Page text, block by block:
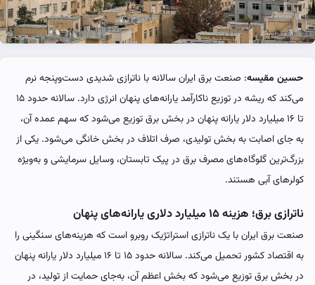
حسین مقیسه: صنعت برق ایران سالانه با ناترازی شدیدی دست‌وپنجه نرم
می‌کند که ریشه در توزیع ناکارآمد یارانه‌های پنهان انرژی دارد. سالانه حدود ۱۵
تا ۱۶ میلیارد دلار یارانه پنهان در بخش برق توزیع می‌شود که سهم عمده آن،
به جای اصابت به بخش تولیدی، صرف اتلاف در بخش خانگی می‌شود. یکی از
بزرگ‌ترین گلوگاه‌های مصرف برق در پیک تابستان، وسایل سرمایشی و به‌ویژه
کولرهای آبی هستند.
ناترازی برق؛ هزینه ۱۵ میلیارد دلاری یارانه‌های پنهان
صنعت برق ایران با یک ناترازی استراتژیک روبرو است که هزینه‌های سنگینی را
به اقتصاد کشور تحمیل می‌کند. سالانه حدود ۱۵ تا ۱۶ میلیارد دلار یارانه پنهان
در بخش برق توزیع می‌شود که بخش اعظم آن، به‌جای حمایت از تولید، در